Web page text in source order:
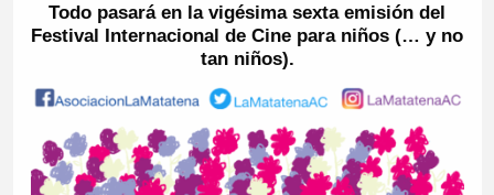
Todo pasará en la vigésima sexta emisión del
Festival Internacional de Cine para niños (… y no
tan niños).